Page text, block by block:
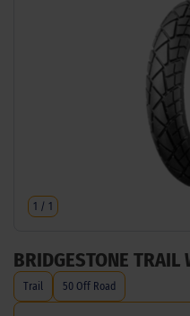
1 / 1
BRIDGESTONE TRAIL
Trail 50 Off Road